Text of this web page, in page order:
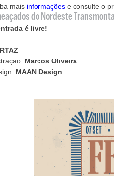
mais informações e consulte o
é livre!
Marcos Oliveira
MAAN Design
do Nordeste